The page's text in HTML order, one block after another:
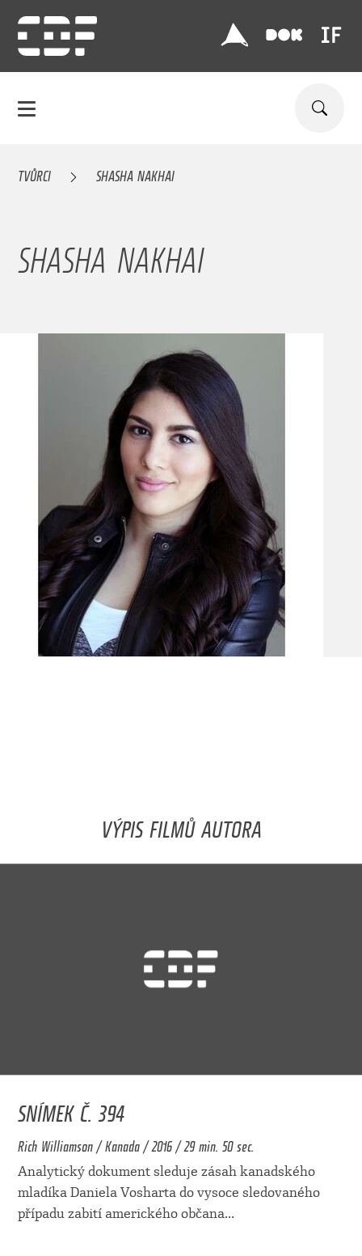
TVŮRCI SHASHA NAKHAI
SHASHA NAKHAI
VÝPIS FILMŮ AUTORA
SNÍMEK Č. 394
Rich Williamson / Kanada / 2016 / 29 min. 50 sec.
Analytický dokument sleduje zásah kanadského
mladíka Daniela Vosharta do vysoce sledovaného
případu zabití amerického občana...